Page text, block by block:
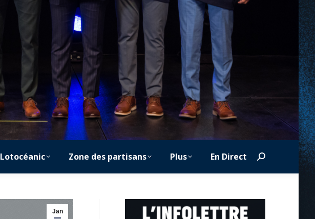
Lotocéanic Zone des partisans Plus En Direct Search:
Jan